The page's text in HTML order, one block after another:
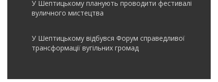
У Шептицькому планують проводити фестивалі
вуличного мистецтва
У Шептицькому відбувся Форум справедливої
трансформації вугільних громад